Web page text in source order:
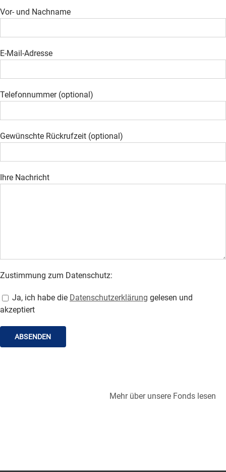
lasse dieses Feld leer.
Vor- und Nachname
E-Mail-Adresse
Telefonnummer (optional)
Gewünschte Rückrufzeit (optional)
Ihre Nachricht
Zustimmung zum Datenschutz:
Ja, ich habe die Datenschutzerklärung gelesen und
akzeptiert
Mehr über unsere Fonds lesen